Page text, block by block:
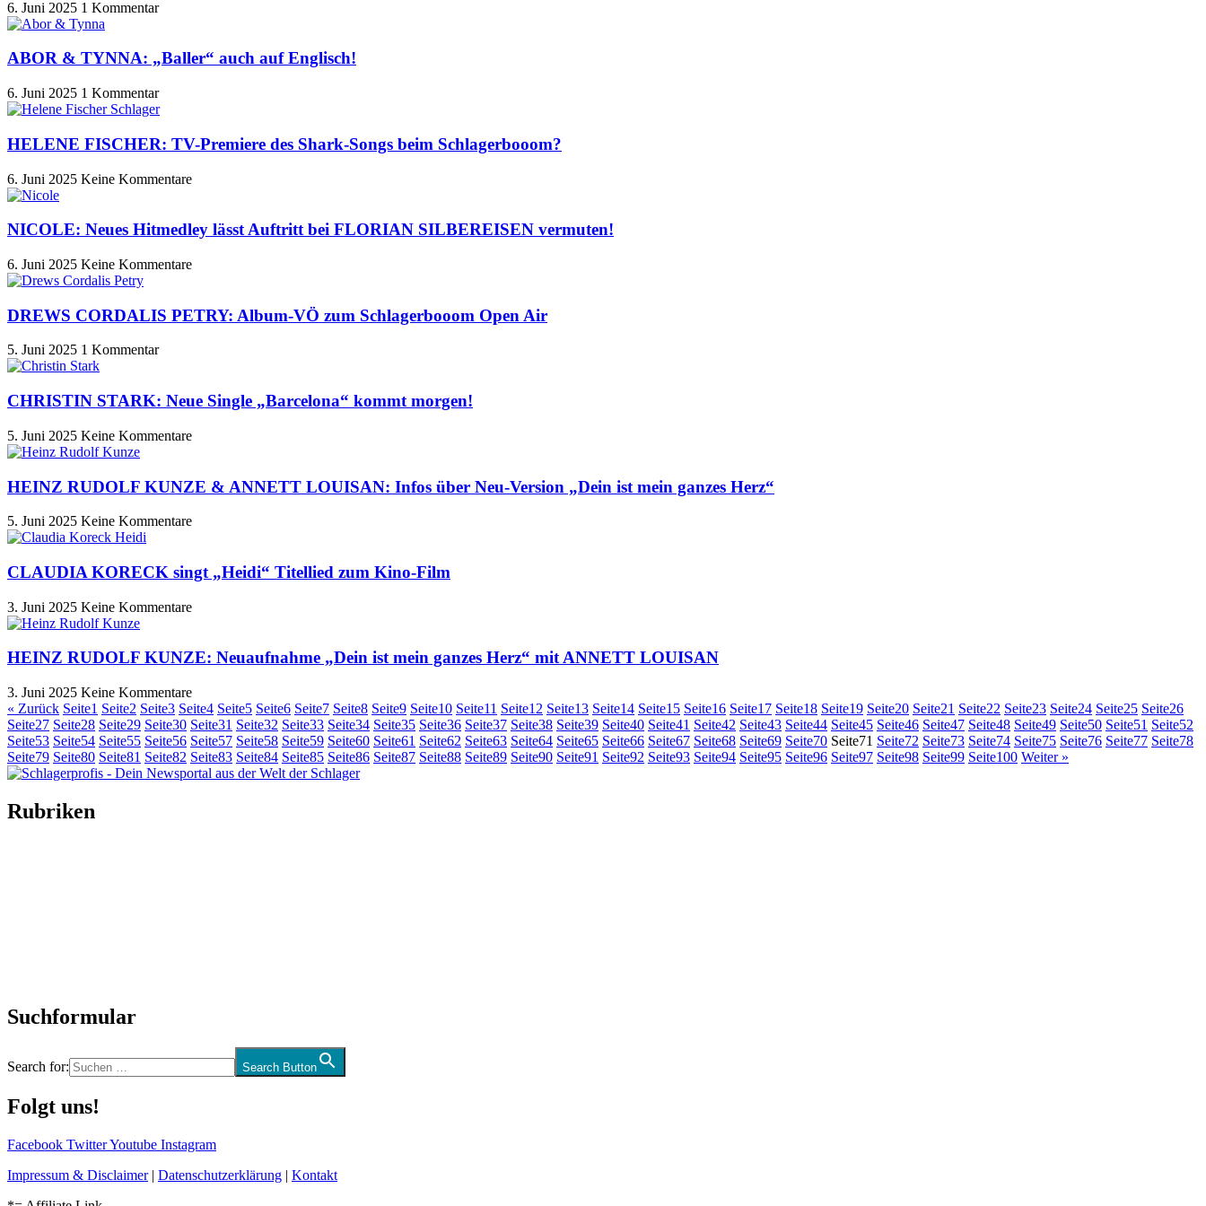
6. Juni 2025 1 Kommentar
ABOR & TYNNA: „Baller“ auch auf Englisch!
6. Juni 2025 1 Kommentar
HELENE FISCHER: TV-Premiere des Shark-Songs beim Schlagerbooom?
6. Juni 2025 Keine Kommentare
NICOLE: Neues Hitmedley lässt Auftritt bei FLORIAN SILBEREISEN vermuten!
6. Juni 2025 Keine Kommentare
DREWS CORDALIS PETRY: Album-VÖ zum Schlagerbooom Open Air
5. Juni 2025 1 Kommentar
CHRISTIN STARK: Neue Single „Barcelona“ kommt morgen!
5. Juni 2025 Keine Kommentare
HEINZ RUDOLF KUNZE & ANNETT LOUISAN: Infos über Neu-Version „Dein ist mein ganzes Herz“
5. Juni 2025 Keine Kommentare
CLAUDIA KORECK singt „Heidi“ Titellied zum Kino-Film
3. Juni 2025 Keine Kommentare
HEINZ RUDOLF KUNZE: Neuaufnahme „Dein ist mein ganzes Herz“ mit ANNETT LOUISAN
3. Juni 2025 Keine Kommentare
« Zurück Seite1 Seite2 Seite3 Seite4 Seite5 Seite6 Seite7 Seite8 Seite9 Seite10 Seite11 Seite12 Seite13 Seite14 Seite15 Seite16 Seite17 Seite18 Seite19 Seite20 Seite21 Seite22 Seite23 Seite24 Seite25 Seite26
Seite27 Seite28 Seite29 Seite30 Seite31 Seite32 Seite33 Seite34 Seite35 Seite36 Seite37 Seite38 Seite39 Seite40 Seite41 Seite42 Seite43 Seite44 Seite45 Seite46 Seite47 Seite48 Seite49 Seite50 Seite51 Seite52
Seite53 Seite54 Seite55 Seite56 Seite57 Seite58 Seite59 Seite60 Seite61 Seite62 Seite63 Seite64 Seite65 Seite66 Seite67 Seite68 Seite69 Seite70 Seite71 Seite72 Seite73 Seite74 Seite75 Seite76 Seite77 Seite78
Seite79 Seite80 Seite81 Seite82 Seite83 Seite84 Seite85 Seite86 Seite87 Seite88 Seite89 Seite90 Seite91 Seite92 Seite93 Seite94 Seite95 Seite96 Seite97 Seite98 Seite99 Seite100 Weiter »
Rubriken
Suchformular
Search for: Search Button
Folgt uns!
Facebook TwitterYoutube Instagram
Impressum & Disclaimer| Datenschutzerklärung | Kontakt